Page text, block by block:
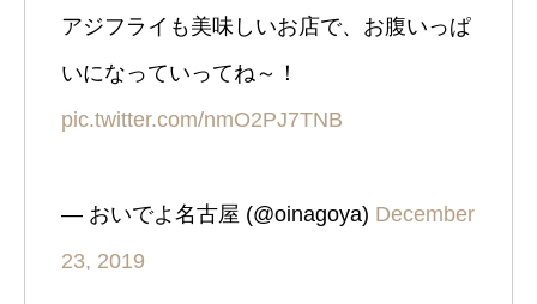
アジフライも美味しいお店で、お腹いっぱ
いになっていってね～！
pic.twitter.com/nmO2PJ7TNB
— おいでよ名古屋 (@oinagoya) December
23, 2019